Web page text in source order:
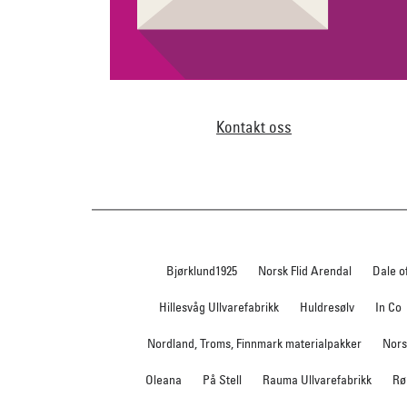
Kontakt oss
Bjørklund1925 Norsk Flid Arendal Dale
Hillesvåg Ullvarefabrikk Huldresølv In Co
Nordland, Troms, Finnmark materialpakker
Oleana På Stell Rauma Ullvarefabrikk